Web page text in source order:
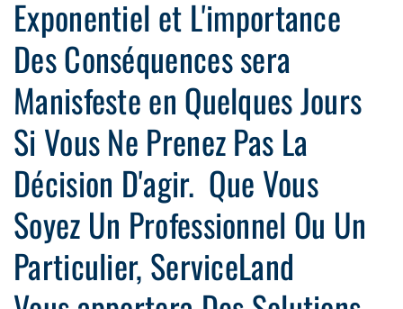
Exponentiel et L'importance
Des Conséquences sera
Manisfeste en Quelques Jours
Si Vous Ne Prenez Pas La
Décision D'agir. Que Vous
Soyez Un Professionnel Ou Un
Particulier, ServiceLand